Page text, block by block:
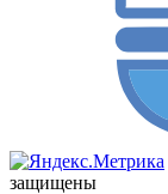
защищены